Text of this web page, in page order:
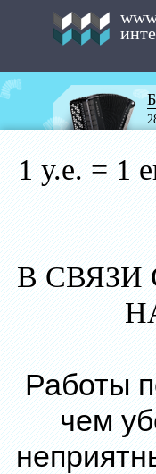
1 у.е. = 1
В
Работы
чем